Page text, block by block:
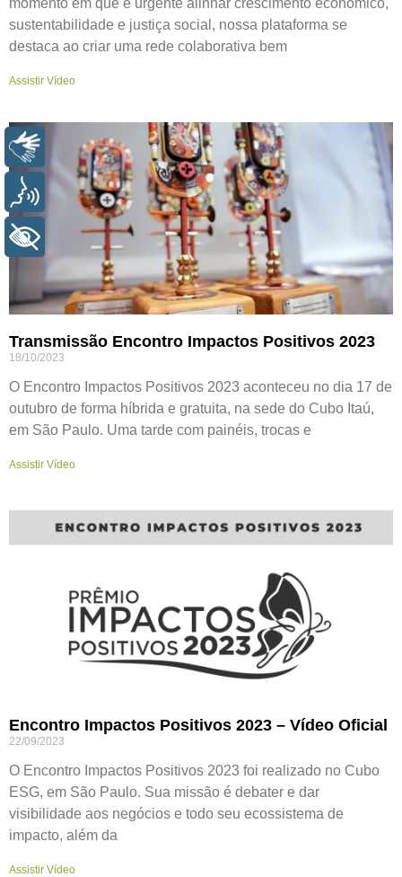
sustentabilidade e justiça social, nossa plataforma se
destaca ao criar uma rede colaborativa bem
Assistir Vídeo
Transmissão Encontro Impactos Positivos 2023
18/10/2023
O Encontro Impactos Positivos 2023 aconteceu no dia 17 de
outubro de forma híbrida e gratuita, na sede do Cubo Itaú,
em São Paulo. Uma tarde com painéis, trocas e
Assistir Vídeo
Encontro Impactos Positivos 2023 – Vídeo Oficial
22/09/2023
O Encontro Impactos Positivos 2023 foi realizado no Cubo
ESG, em São Paulo. Sua missão é debater e dar
visibilidade aos negócios e todo seu ecossistema de
impacto, além da
Assistir Vídeo
LIBRAS
VOZ
+ ACESSIBILIDADE